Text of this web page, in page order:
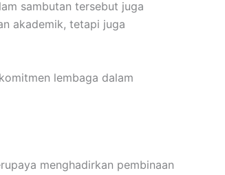
sambutan tersebut juga
akademik, tetapi juga
lembaga dalam
menghadirkan pembinaan